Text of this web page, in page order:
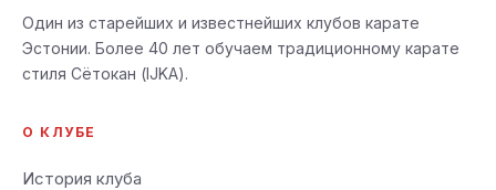
Один из старейших и известнейших клубов карате
Эстонии. Более 40 лет обучаем традиционному карате
стиля Сётокан (IJKA).
О КЛУБЕ
История клуба